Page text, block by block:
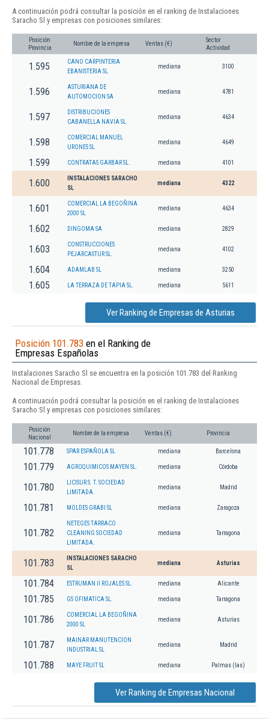
A continuación podrá consultar la posición en el ranking de Instalaciones
Saracho Sl y empresas con posiciones similares:
Posición
Provincia
Nombre de la empresa Ventas (€)
Sector
Actividad
1.595
CANO CARPINTERIA
EBANISTERIA SL
mediana 3100
1.596
ASTURIANA DE
AUTOMOCION SA
mediana 4781
1.597
DISTRIBUCIONES
CABANELLA NAVIA SL
mediana 4634
1.598
COMERCIAL MANUEL
URONES SL
mediana 4649
1.599 CONTRATAS GARBAR SL. mediana 4101
1.600
INSTALACIONES SARACHO
SL
mediana 4322
1.601
COMERCIAL LA BEGOÑINA
2000 SL
mediana 4634
1.602 DINGOMA SA mediana 2829
1.603
CONSTRUCCIONES
PEJARCASTUR SL.
mediana 4102
1.604 ADAMLAB SL mediana 3250
1.605 LA TERRAZA DE TAPIA SL. mediana 5611
Ver Ranking de Empresas de Asturias
Posición 101.783 en el Ranking de
Empresas Españolas
Instalaciones Saracho Sl se encuentra en la posición 101.783 del Ranking
Nacional de Empresas.
A continuación podrá consultar la posición en el ranking de Instalaciones
Saracho Sl y empresas con posiciones similares:
Posición
Nacional
Nombre de la empresa Ventas (€) Provincia
101.778 SPAR ESPAÑOLA SL mediana Barcelona
101.779 AGROQUIMICOS MAYEN SL. mediana Córdoba
101.780
LICISUR S. T. SOCIEDAD
LIMITADA.
mediana Madrid
101.781 MOLDES GRABI SL mediana Zaragoza
101.782
NETEGES TARRACO
CLEANING SOCIEDAD
LIMITADA.
mediana Tarragona
101.783
INSTALACIONES SARACHO
SL
mediana Asturias
101.784 ESTRUMAN II ROJALES SL. mediana Alicante
101.785 GS OFIMATICA SL. mediana Tarragona
101.786
COMERCIAL LA BEGOÑINA
2000 SL
mediana Asturias
101.787
MAINAR MANUTENCION
INDUSTRIAL SL
mediana Madrid
101.788 MAYE FRUIT SL mediana Palmas (las)
Ver Ranking de Empresas Nacional